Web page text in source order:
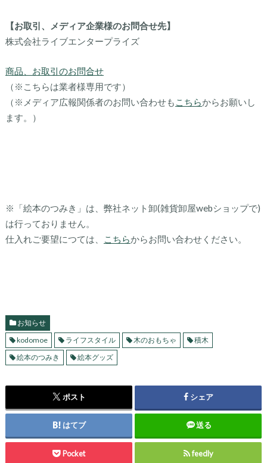
【お取引、メディア企業様のお問合せ先】
株式会社ライブエンタープライズ
商品、お取引のお問合せ
（※こちらは業者様専用です）
（※メディア広報関係者のお問い合わせも こちらからお願いし
ます。）
※「絵本のつみき」は、弊社ネット卸(雑貨卸屋webショップで)
は行っておりません。
仕入れご要望につては、
こちらからお問い合わせください。
お知らせ
kodomoe
ライフスタイル 木のおもちゃ
積木
絵本のつみき
絵本グッズ
ポスト シェア
はてブ 送る
Pocket feedly